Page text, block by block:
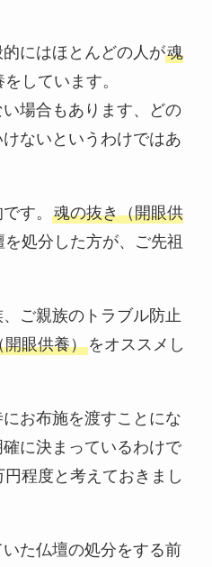
にはほとんどの人が魂
しています。
場合もあります、どの
ないというわけではあ
す。
魂の抜き（開眼供
処分した方が、ご先祖
ご親族のトラブル防止
開眼供養）をオススメし
お布施を渡すことにな
に決まっているわけで
程度と考えておきまし
た仏壇の処分をする前